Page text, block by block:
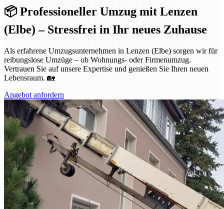
📦 Professioneller Umzug mit Lenzen
(Elbe) – Stressfrei in Ihr neues Zuhause
Als erfahrene Umzugsunternehmen in Lenzen (Elbe) sorgen wir für
reibungslose Umzüge – ob Wohnungs- oder Firmenumzug.
Vertrauen Sie auf unsere Expertise und genießen Sie Ihren neuen
Lebensraum. 🏡
Angebot anfordern